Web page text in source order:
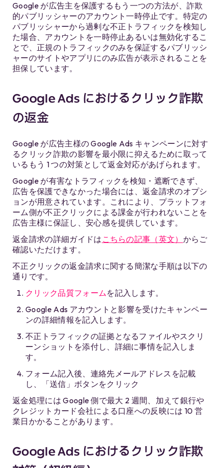
Google が広告主を保護するもう一つの方法が、詐欺
的パブリッシャーのアカウント一時停止です。特定の
パブリッシャーから過剰な不正トラフィックを検知し
た場合、アカウントを一時停止あるいは無効化するこ
とで、正規のトラフィックのみを保証するパブリッシ
ャーのサイトやアプリにのみ広告が表示されることを
担保しています。
Google Ads におけるクリック詐欺
の返金
Google が広告主様の Google Ads キャンペーンに対す
るクリック詐欺の影響を最小限に抑えるために取って
いるもう 1 つの対策として返金対応があげられます。
Google が有害なトラフィックを検知・遮断できず、
広告を保護できなかった場合には、返金請求のオプシ
ョンが用意されています。これにより、プラットフォ
ーム側が不正クリックによる課金が行われないことを
広告主様に保証し、安心感を提供しています。
返金請求の詳細ガイドは こちらの記事（英文） からご
確認いただけます。
不正クリックの返金請求に関する簡潔な手順は以下の
通りです。
クリック品質フォームを記入します。
Google Ads アカウントと影響を受けたキャンペー
ンの詳細情報を記入します。
不正トラフィックの証拠となるファイルやスクリ
ーンショットを添付し、詳細に事情を記入しま
す。
フォーム記入後、連絡先メールアドレスを記載
し、「送信」ボタンをクリック
返金処理には Google 側で最大 2 週間、加えて銀行や
クレジットカード会社による口座への反映には 10 営
業日かかることがあります。
Google Ads におけるクリック詐欺